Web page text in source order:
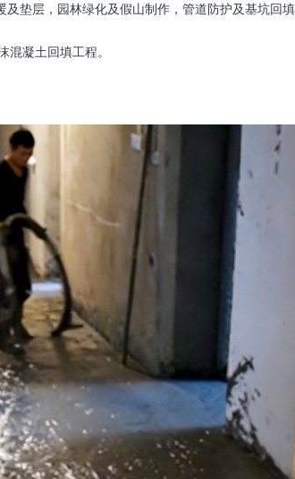
垫层，园林绿化及假山制作，管道防护及基坑回填
混凝土回填工程。